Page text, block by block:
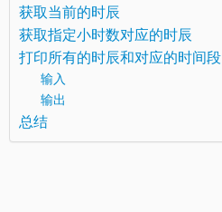
获取当前的时辰
获取指定小时数对应的时辰
打印所有的时辰和对应的时间段
输入
输出
总结